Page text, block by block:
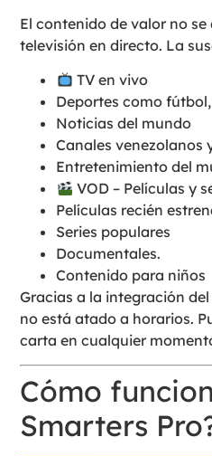
El contenido de valor no
televisión en directo. La
TV en vivo
Deportes como
Noticias del mundo
Canales venezolanos
Entretenimiento del
VOD – Películas y
Películas recién
Series populares
Documentales.
Contenido para niños
Gracias a la integración
no está atado a horarios.
carta en cualquier
Cómo
Smarters